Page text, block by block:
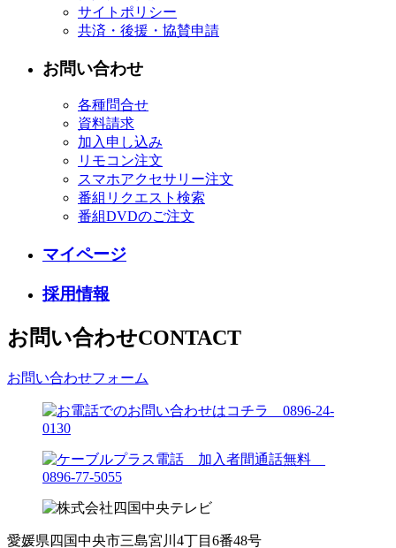
サイトポリシー
共済・後援・協賛申請
お問い合わせ
各種問合せ
資料請求
加入申し込み
リモコン注文
スマホアクセサリー注文
番組リクエスト検索
番組DVDのご注文
マイページ
採用情報
お問い合わせCONTACT
お問い合わせフォーム
愛媛県四国中央市三島宮川4丁目6番48号